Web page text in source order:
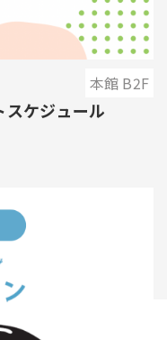
本館 B2F
ケジュール